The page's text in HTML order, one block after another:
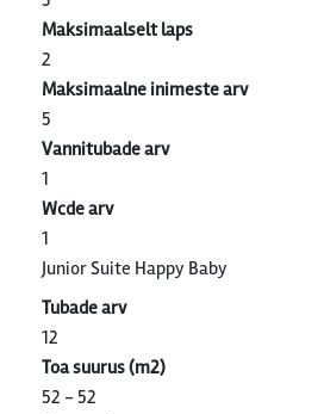
Maksimaalselt laps
2
Maksimaalne inimeste arv
5
Vannitubade arv
1
Wcde arv
1
Junior Suite Happy Baby
Tubade arv
12
Toa suurus (m2)
52 - 52